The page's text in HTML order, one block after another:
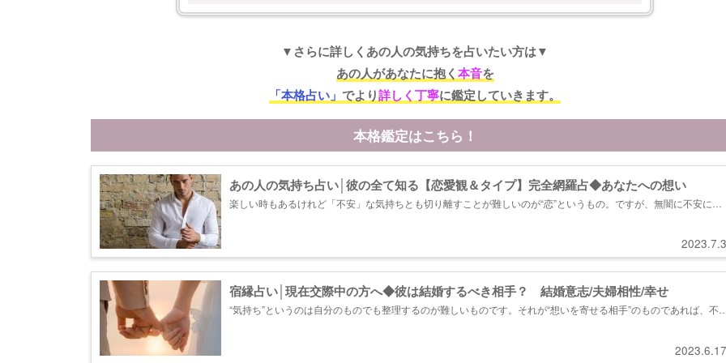
▼さらに詳しくあの人の気持ちを占いたい方は▼
あの人があなたに抱く本音を
「本格占い」 でより詳しく丁寧に鑑定していきます。
本格鑑定はこちら！
あの人の気持ち占い│彼の全て知る【恋愛観＆タイプ】完全網羅占◆あなたへの想い
2023.7.3
楽しい時もあるけれど「不安」な気持ちとも切り離すことが難しいのが“恋”というもの。ですが、無闇に不安にな
宿縁占い│現在交際中の方へ◆彼は結婚するべき相手？ 結婚意志/夫婦相性/幸せ
2023.6.17
“気持ち”というのは自分のものでも整理するのが難しいものです。それが“想いを寄せる相手”のものであれば、不